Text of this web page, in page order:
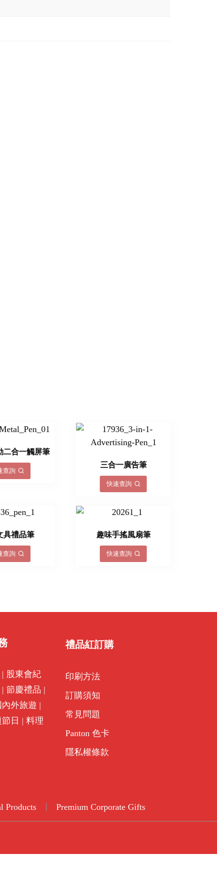
二合一觸屏筆
查詢
三合一廣告筆
快速查詢
具禮品筆
查詢
趣味手搖風扇筆
快速查詢
| 股東會紀
| 節慶禮品 |
內外旅遊 |
日 | 料理
禮品紅訂購
印刷方法
訂購須知
常見問題
Panton 色卡
隱私權條款
Products Premium Corporate Gifts